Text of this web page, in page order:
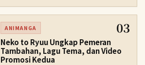
ANIMANGA 03
Neko to Ryuu Ungkap Pemeran
Tambahan, Lagu Tema, dan Video
Promosi Kedua